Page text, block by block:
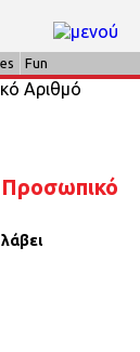
Fun
Προσωπικό